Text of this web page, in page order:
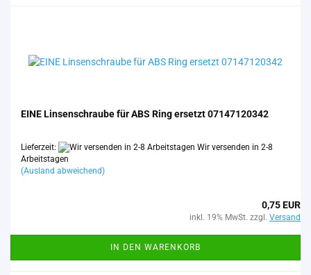
EINE Lin­sen­schrau­be für ABS Ring er­setzt 07147120342
Lieferzeit:
Wir versenden in 2-8
Arbeitstagen
(Ausland abweichend)
0,75 EUR
inkl. 19% MwSt. zzgl. Versand
IN DEN WARENKORB